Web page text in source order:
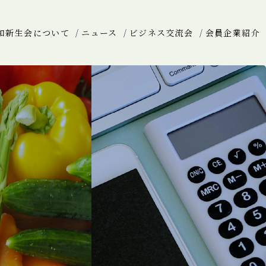
新生会について ニュース ビジネス交流会 会員企業紹介